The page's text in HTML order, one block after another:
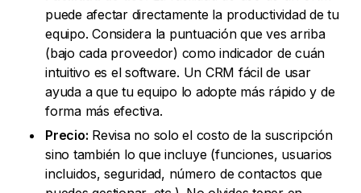
puede afectar directamente la productividad de tu
equipo. Considera la puntuación que ves arriba
(bajo cada proveedor) como indicador de cuán
intuitivo es el software. Un CRM fácil de usar
ayuda a que tu equipo lo adopte más rápido y de
forma más efectiva.
Precio: Revisa no solo el costo de la suscripción
sino también lo que incluye (funciones, usuarios
incluidos, seguridad, número de contactos que